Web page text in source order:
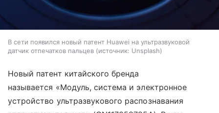
В сети появился новый патент Huawei на ультразвуковой
датчик отпечатков пальцев
источник: Unsplash
Новый патент китайского бренда
называется «Модуль, система и электронное
устройство ультразвукового распознавания